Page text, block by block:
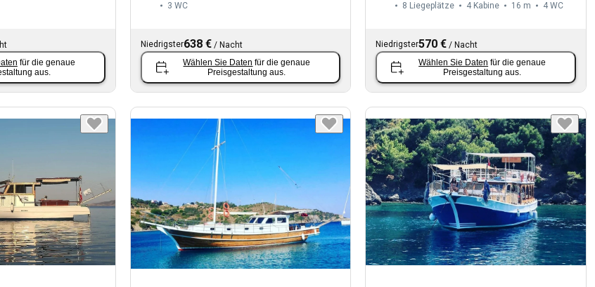
für die genaue
aus.
3 WC
Niedrigster638 €/ Nacht
Wählen Sie Daten für die genaue
Preisgestaltung aus.
8 Liegeplätze 4 Kabine 16 m 4 WC
Niedrigster570 € / Nacht
Wählen Sie Daten für die genaue
Preisgestaltung aus.